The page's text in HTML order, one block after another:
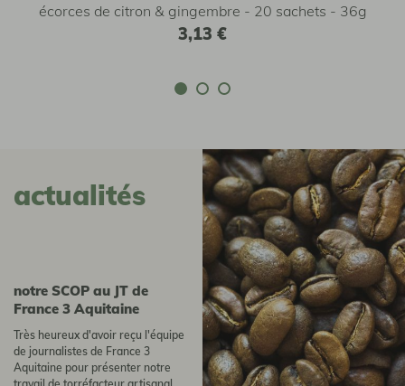
écorces de citron & gingembre - 20 sachets - 36g
3,13 €
actualités
Notre SCOP au JT de
France 3 Aquitaine
Très heureux d'avoir reçu l'équipe
de journalistes de France 3
Aquitaine pour présenter notre